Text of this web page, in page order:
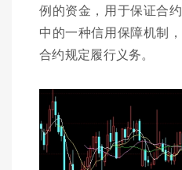
例的资金，用于保证合
中的一种信用保障机制
合约规定履行义务。